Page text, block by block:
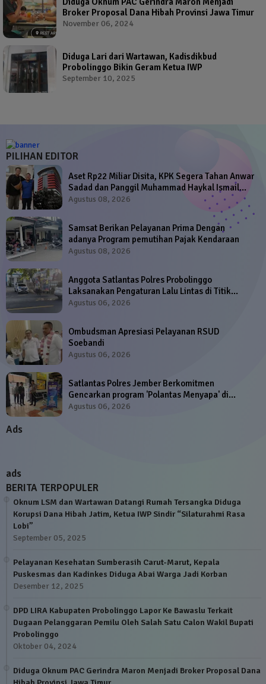
Broker Proposal Dana Hibah Provinsi Jawa Timur
November 06, 2024
Diduga Lari dari Wartawan, Kadisdikbud
Probolinggo Bikin Geram Ketua IWP
September 10, 2025
PILIHAN EDITOR
Aset Rp22 Miliar Disita, KPK Segera Tahan Anwar
Sadad dan Panggil Muhammad Haykal Ismail
Sadad
Agustus 08, 2026
Samsat Berikan Pelayanan Prima Dengan
adanya Program pemutihan Pajak Kendaraan
Agustus 08, 2026
Anggota Satlantas Polres Probolinggo
Laksanakan Pengaturan Lalu Lintas di Titik
Strategis
Agustus 06, 2026
Ombudsman Apresiasi Pelayanan RSUD
Soebandi
Agustus 06, 2026
Satlantas Polres Jember Berkomitmen
Gencarkan program 'Polantas Menyapa' di
Samsat dan Satpas SIM
Agustus 06, 2026
Ads
ads
BERITA TERPOPULER
Oknum LSM dan Wartawan Datangi Rumah Tersangka Diduga
Korupsi Dana Hibah Jatim, Ketua IWP Sindir “Silaturahmi Rasa
Lobi”
September 05, 2025
Pelayanan Kesehatan Sumberasih Carut-Marut, Kepala
Puskesmas dan Kadinkes Diduga Abai Warga Jadi Korban
Desember 12, 2025
DPD LIRA Kabupaten Probolinggo Lapor Ke Bawaslu Terkait
Dugaan Pelanggaran Pemilu Oleh Salah Satu Calon Wakil Bupati
Probolinggo
Oktober 04, 2024
Diduga Oknum PAC Gerindra Maron Menjadi Broker Proposal Dana